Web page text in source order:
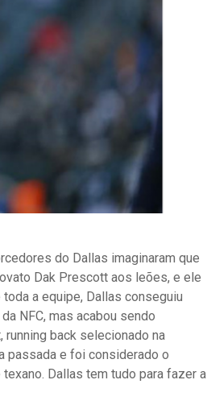
do Dallas imaginaram que
Dak Prescott aos leões, e ele
a equipe, Dallas conseguiu
NFC, mas acabou sendo
back selecionado na
passada e foi considerado o
Dallas tem tudo para fazer a